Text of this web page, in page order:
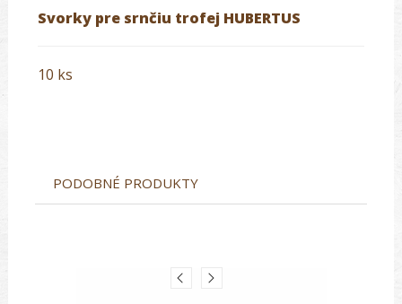
Svorky pre srnčiu trofej HUBERTUS
10 ks
PODOBNÉ PRODUKTY